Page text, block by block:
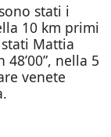
stati i
10 km primi
Mattia
nella 5
venete